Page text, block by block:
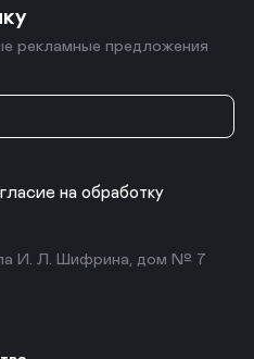
рекламные предложения
на обработку
И. Л. Шифрина, дом № 7